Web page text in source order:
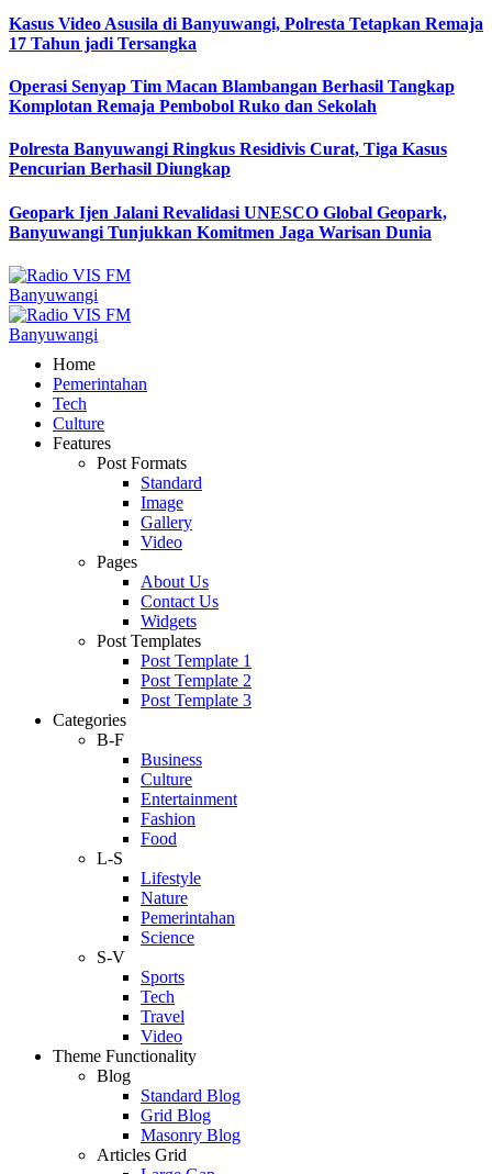
Kasus Video Asusila di Banyuwangi, Polresta Tetapkan Remaja
17 Tahun jadi Tersangka
Operasi Senyap Tim Macan Blambangan Berhasil Tangkap
Komplotan Remaja Pembobol Ruko dan Sekolah
Polresta Banyuwangi Ringkus Residivis Curat, Tiga Kasus
Pencurian Berhasil Diungkap
Geopark Ijen Jalani Revalidasi UNESCO Global Geopark,
Banyuwangi Tunjukkan Komitmen Jaga Warisan Dunia
Home
Pemerintahan
Tech
Culture
Features
Post Formats
Standard
Image
Gallery
Video
Pages
About Us
Contact Us
Widgets
Post Templates
Post Template 1
Post Template 2
Post Template 3
Categories
B-F
Business
Culture
Entertainment
Fashion
Food
L-S
Lifestyle
Nature
Pemerintahan
Science
S-V
Sports
Tech
Travel
Video
Theme Functionality
Blog
Standard Blog
Grid Blog
Masonry Blog
Articles Grid